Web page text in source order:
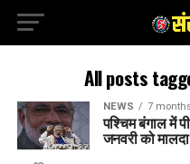
All posts
NEWS 7
पश्चिम बंगाल में
जनवरी को